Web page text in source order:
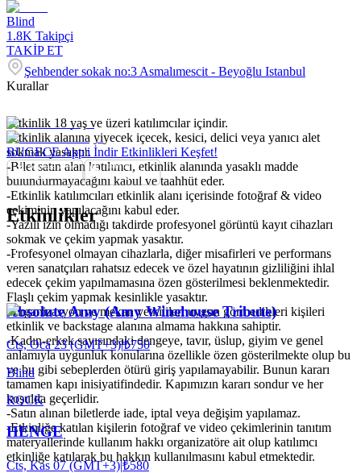
Blind
1.8K Takipçi
TAKİP ET
Şehbender sokak no:3 Asmalımescit - Beyoğlu Istanbul
Kurallar
-Etkinlik 18 yaş ve üzeri katılımcılar içindir.
-Etkinlik alanına yiyecek içecek, kesici, delici veya yanıcı alet
sokmak yasaktır.
-Bilet satın alan katılımcı, etkinlik alanında yasaklı madde
bulundurmayacağını kabul ve taahhüt eder.
-Etkinlik katılımcıları etkinlik alanı içerisinde fotoğraf & video
çekiminin yapılacağını kabul eder.
-Yazılı izin olmadığı takdirde profesyonel görüntü kayıt cihazları
sokmak ve çekim yapmak yasaktır.
-Profesyonel olmayan cihazlarla, diğer misafirleri ve performans
veren sanatçıları rahatsız edecek ve özel hayatının gizliliğini ihlal
edecek çekim yapılmamasına özen gösterilmesi beklenmektedir.
Flaşlı çekim yapmak kesinlikle yasaktır.
-Organizasyon ve mekan yetkilileri uygun görmedikleri kişileri
etkinlik ve backstage alanına almama hakkına sahiptir.
-Kadın-erkek sayısındaki dengeye, tavır, üslup, giyim ve genel
anlamıyla uygunluk konularına özellikle özen gösterilmekte olup bu
ve bu gibi sebeplerden ötürü giriş yapılamayabilir. Bunun kararı
tamamen kapı inisiyatifindedir. Kapımızın kararı sondur ve her
koşulda geçerlidir.
-Satın alınan biletlerde iade, iptal veya değişim yapılamaz.
-Etkinliğe katılan kişilerin fotoğraf ve video çekimlerinin tanıtım
materyallerinde kullanım hakkı organizatöre ait olup katılımcı
etkinliğe katılarak bu hakkın kullanılmasını kabul etmektedir.
BUGECE App'i İndir Etkinlikleri Keşfet!
Etkinlikler
Absolute Amy (Amy Winehouse Tribute)
Cts, Oca 23 (GMT+3)|₺750
Blind
ROCK
HENGE
Cts, Kas 07 (GMT+3)|₺580